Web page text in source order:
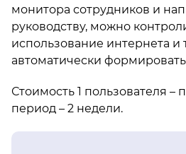
монитора сотрудников и
руководству, можно
использование интернета и
автоматически
Стоимость 1 пользователя –
период – 2 недели.